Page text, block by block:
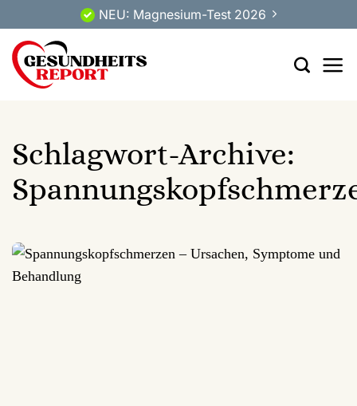
Inhalt
springen
NEU: Magnesium-Test 2026
Schlagwort-Archive: